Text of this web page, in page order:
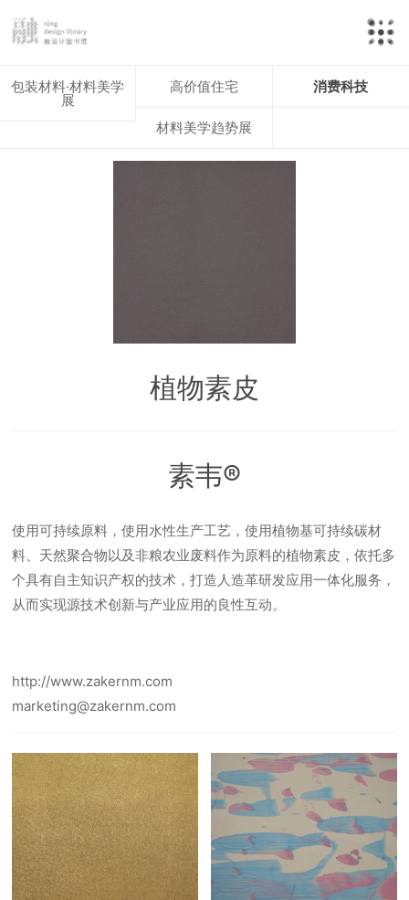
包装材料·材料美学
展
高价值住宅 消费科技
材料美学趋势展
植物素皮
素韦®
使用可持续原料，使用水性生产工艺，使用植物基可持续碳材
料、天然聚合物以及非粮农业废料作为原料的植物素皮，依托多
个具有自主知识产权的技术，打造人造革研发应用一体化服务，
从而实现源技术创新与产业应用的良性互动。
http://www.zakernm.com
marketing@zakernm.com